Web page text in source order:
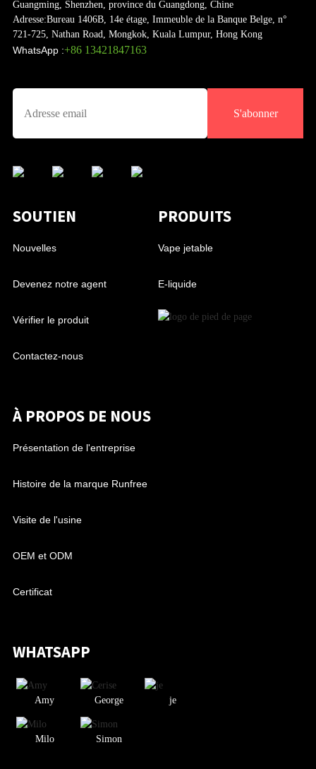
Guangming, Shenzhen, province du Guangdong, Chine
Adresse:Bureau 1406B, 14e étage, Immeuble de la Banque Belge, n°
721-725, Nathan Road, Mongkok, Kuala Lumpur, Hong Kong
WhatsApp :+86 13421847163
S'abonner
SOUTIEN
Nouvelles
Devenez notre agent
Vérifier le produit
Contactez-nous
PRODUITS
Vape jetable
E-liquide
À PROPOS DE NOUS
Présentation de l'entreprise
Histoire de la marque Runfree
Visite de l'usine
OEM et ODM
Certificat
WHATSAPP
Amy George je
Milo Simon